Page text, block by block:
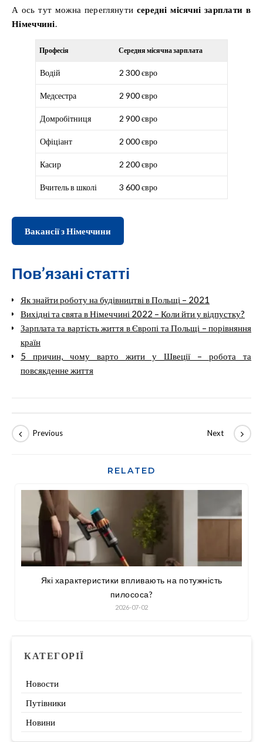
А ось тут можна переглянути середні місячні зарплати в
Німеччині.
Професія Середня місячна зарплата
Водій 2 300 євро
Медсестра 2 900 євро
Домробітниця 2 900 євро
Офіціант 2 000 євро
Касир 2 200 євро
Вчитель в школі 3 600 євро
Вакансії з Німеччини
Пов’язані статті
Як знайти роботу на будівництві в Польщі – 2021
Вихідні та свята в Німеччині 2022 – Коли йти у відпустку?
Зарплата та вартість життя в Європі та Польщі – порівняння
країн
5 причин, чому варто жити у Швеції – робота та
повсякденне життя
RELATED
Які характеристики впливають на потужність
пилососа?
2026-07-02
КАТЕГОРІЇ
Новости
Путівники
Новини